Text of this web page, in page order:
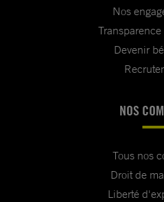
Nos
Devenir
NOS
Tous nos
Droit de
Liberté